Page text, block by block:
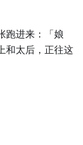
跑进来：「娘
和太后，正往这